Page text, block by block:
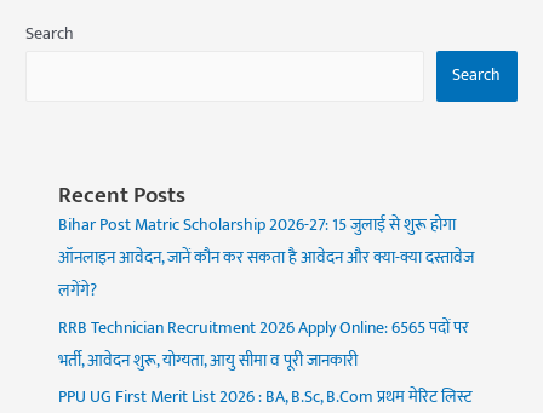
Search
Search
Recent Posts
Bihar Post Matric Scholarship 2026-27: 15 जुलाई से शुरू होगा
ऑनलाइन आवेदन, जानें कौन कर सकता है आवेदन और क्या-क्या दस्तावेज
लगेंगे?
RRB Technician Recruitment 2026 Apply Online: 6565 पदों पर
भर्ती, आवेदन शुरू, योग्यता, आयु सीमा व पूरी जानकारी
PPU UG First Merit List 2026 : BA, B.Sc, B.Com प्रथम मेरिट लिस्ट